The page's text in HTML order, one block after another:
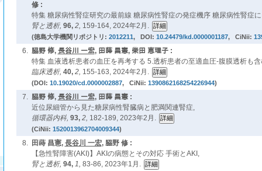
修 :
特集 糖尿病性腎症研究の最前線 糖尿病性腎症の発症機序 糖尿病性腎症
腎と透析, 96, 2, 159-164, 2024年2月.
(徳島大学機関リポジトリ: 2012211, DOI: 10.24479/kd.0000001187, CiNii:
6. 𦚰野 修, 長谷川 一宏, 田蒔 昌憲, 柴田 恵理子 :
特集 血液透析患者の血圧を再考する 5.透析患者の至適血圧-腹膜透析も含
臨床透析, 40, 2, 155-163, 2024年2月.
(DOI: 10.19020/cd.0000002887, CiNii: 1390862168254226944)
7. 𦚰野 修, 長谷川 一宏, 田蒔 昌憲 :
近位尿細管から見た糖尿病性腎臓病と肥満関連腎症,
循環器内科, 93, 2, 182-189, 2023年2月.
(CiNii: 1520013962704009344)
8. 田蒔 昌憲, 長谷川 一宏, 𦚰野 修 :
【急性腎障害(AKI)】AKIの病態とその対応 手術とAKI,
腎と透析, 94, 1, 83-86, 2023年1月.